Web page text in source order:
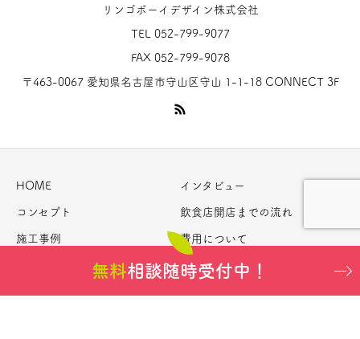
リンゴボーイデザイン株式会社
TEL 052-799-9077
FAX 052-799-9078
〒463-0067 愛知県名古屋市守山区守山 1-1-18 CONNECT 3F
HOME インタビュー
コンセプト 飲食店開店までの流れ
施工事例 費用について
特定商取引法に関する記載
無料相談随時受付中！